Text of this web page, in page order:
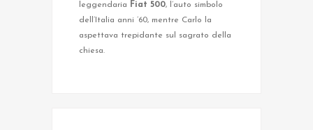
leggendaria Fiat 500, l’auto simbolo
dell’Italia anni ’60, mentre Carlo la
aspettava trepidante sul sagrato della
chiesa.